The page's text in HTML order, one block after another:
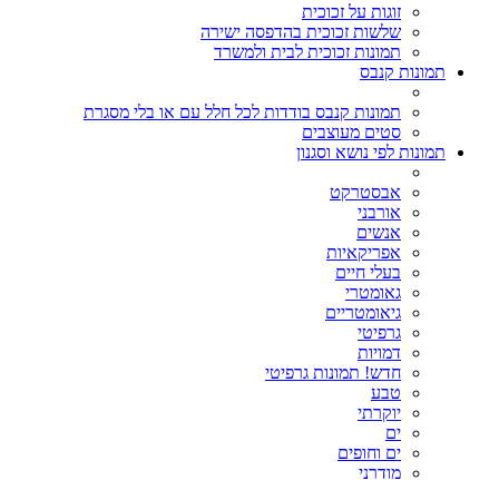
זוגות על זכוכית
שלשות זכוכית בהדפסה ישירה
תמונות זכוכית לבית ולמשרד
תמונות קנבס
תמונות קנבס בודדות לכל חלל עם או בלי מסגרת
סטים מעוצבים
תמונות לפי נושא וסגנון
אבסטרקט
אורבני
אנשים
אפריקאיות
בעלי חיים
גאומטרי
גיאומטריים
גרפיטי
דמויות
חדש! תמונות גרפיטי
טבע
יוקרתי
ים
ים וחופים
מודרני